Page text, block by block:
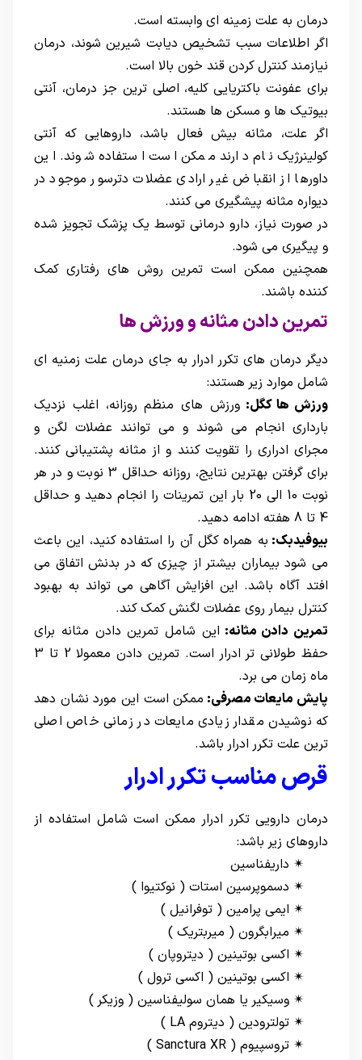
درمان به علت زمینه ای وابسته است.
اگر اطلاعات سبب تشخیص دیابت شیرین شوند، درمان
نیازمند کنترل کردن قند خون بالا است.
برای عفونت باکتریایی کلیه، اصلی ترین جز درمان، آنتی
بیوتیک ها و مسکن ها هستند.
اگر علت، مثانه بیش فعال باشد، داروهایی که آنتی
کولینرژیک نام دارند ممکن است استفاده شوند. این
داورها از انقباض غیر ارادی عضلات دترسور موجود در
دیواره مثانه پیشگیری می کنند.
در صورت نیاز، دارو درمانی توسط یک پزشک تجویز شده
و پیگیری می شود.
همچنین ممکن است تمرین روش های رفتاری کمک
کننده باشند.
تمرین دادن مثانه و ورزش ها
دیگر درمان های تکرر ادرار به جای درمان علت زمنیه ای
شامل موارد زیر هستند:
ورزش ها کگل:ورزش های منظم روزانه، اغلب نزدیک
بارداری انجام می شوند و می توانند عضلات لگن و
مجرای ادراری را تقویت کنند و از مثانه پشتیبانی کنند.
برای گرفتن بهترین نتایج، روزانه حداقل 3 نوبت و در هر
نوبت 10 الی 20 بار این تمرینات را انجام دهید و حداقل
4 تا 8 هفته ادامه دهید.
بیوفیدبک: به همراه کگل آن را استفاده کنید، این باعث
می شود بیماران بیشتر از چیزی که در بدنش اتفاق می
افتد آگاه باشد. این افزایش آگاهی می تواند به بهبود
کنترل بیمار روی عضلات لگنش کمک کند.
تمرین دادن مثانه: این شامل تمرین دادن مثانه برای
حفظ طولانی تر ادرار است. تمرین دادن معمولا 2 تا 3
ماه زمان می برد.
پایش مایعات مصرفی: ممکن است این مورد نشان دهد
که نوشیدن مقدار زیادی مایعات در زمانی خاص اصلی
ترین علت تکرر ادرار باشد.
قرص مناسب تکرر ادرار
درمان دارویی تکرر ادرار ممکن است شامل استفاده از
داروهای زیر باشد:
✴ داریفناسین
✴ دسموپرسین استات ( نوکتیوا )
✴ ایمی پرامین ( توفرانیل )
✴ میرابگرون ( میربتریک )
✴ اکسی بوتینین ( دیتروپان )
✴ اکسی بوتینین ( اکسی ترول )
✴ وسیکیر یا همان سولیفناسین ( وزیکر )
✴ تولترودین ( دیتروم LA )
✴ تروسپیوم ( Sanctura XR )